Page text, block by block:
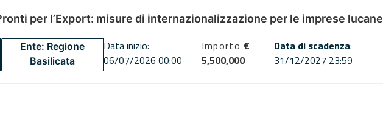
per l’Export: misure di internazionalizzazione per le imprese lucane
Ente: Regione
Basilicata
Data inizio:
06/07/2026 00:00
Importo €
5,500,000
Data di scadenza:
31/12/2027 23:59